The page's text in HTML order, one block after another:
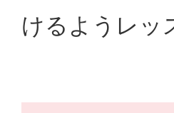
けるようレッ